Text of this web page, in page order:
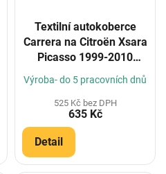
Textilní autokoberce
Carrera na Citroën Xsara
Picasso 1999-2010
(Konfigurátor)
Výroba- do 5 pracovních dnů
525 Kč bez DPH
635 Kč
Detail